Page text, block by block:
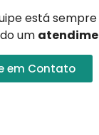
está
um
em Contato